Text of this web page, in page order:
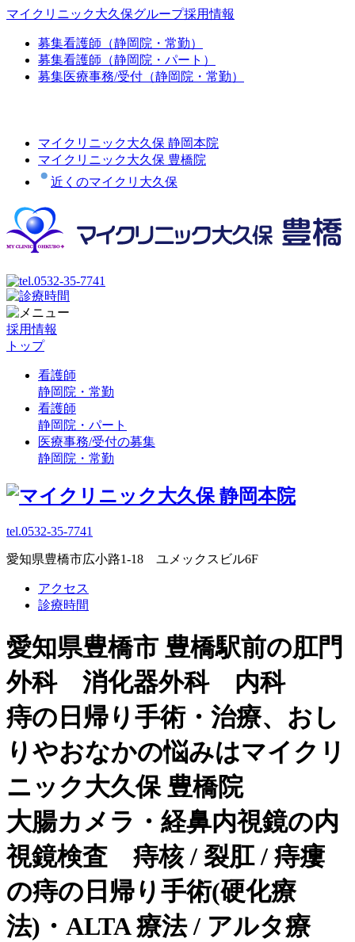
マイクリニック大久保グループ採用情報
募集看護師（静岡院・常勤）
募集看護師（静岡院・パート）
募集医療事務/受付（静岡院・常勤）
マイクリニック大久保 静岡本院
マイクリニック大久保 豊橋院
近くのマイクリ大久保
採用情報
トップ
看護師
静岡院・常勤
看護師
静岡院・パート
医療事務/受付の募集
静岡院・常勤
tel.0532-35-7741
愛知県豊橋市広小路1-18 ユメックスビル6F
アクセス
診療時間
愛知県豊橋市 豊橋駅前の肛門
外科 消化器外科 内科
痔の日帰り手術・治療、おし
りやおなかの悩みはマイクリ
ニック大久保 豊橋院
大腸カメラ・経鼻内視鏡の内
視鏡検査 痔核 / 裂肛 / 痔瘻
の痔の日帰り手術(硬化療
法)・ALTA 療法 / アルタ療